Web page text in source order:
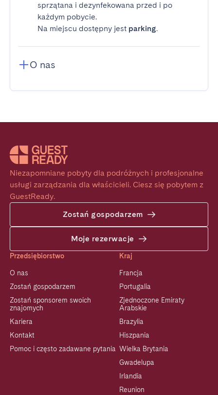
sprzątana i dezynfekowana przed i po
każdym pobycie.
Na miejscu dostępny jest parking.
O nas
Niezapomniane pobyty dla podróżnych i profesjonalne
usługi zarządzania dla właścicieli. Ciesz się pobytem z
GuestReady.
Zostań gospodarzem
Moje rezerwacje
Przedsiębiorstwo
O nas
Zostań gospodarzem
Zostań sponsorem swoich
znajomych
Kariera
Kontakt
Pomoc i często zadawane pytania
Kraj
Francja
Portugalia
Zjednoczone Emiraty
Arabskie
Brazylia
Hiszpania
Wielka Brytania
Gwadelupa
Irlandia
Reunion